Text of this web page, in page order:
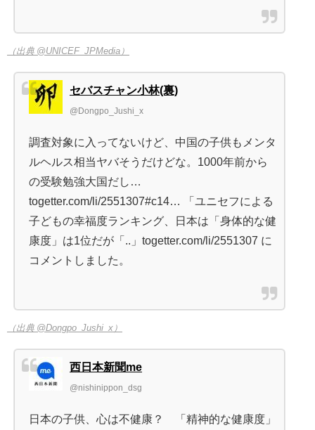
（出典 @UNICEF_JPMedia）
セバスチャン小林(裏)
@Dongpo_Jushi_x
調査対象に入ってないけど、中国の子供もメンタ
ルヘルス相当ヤバそうだけどな。1000年前から
の受験勉強大国だし…
togetter.com/li/2551307#c14… 「ユニセフによる
子どもの幸福度ランキング、日本は「身体的な健
康度」は1位だが「..」togetter.com/li/2551307 に
コメントしました。
（出典 @Dongpo_Jushi_x）
西日本新聞me
@nishinippon_dsg
日本の子供、心は不健康？ 「精神的な健康度」